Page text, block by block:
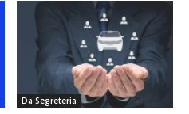
Da Segreteria